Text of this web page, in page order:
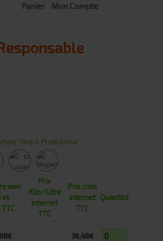
Panier Mon Compte
Direct Producteur
non
et
Prix
Kilo/Litre
internet
TTC
Prix colis
internet
TTC
Quantité
36,48€